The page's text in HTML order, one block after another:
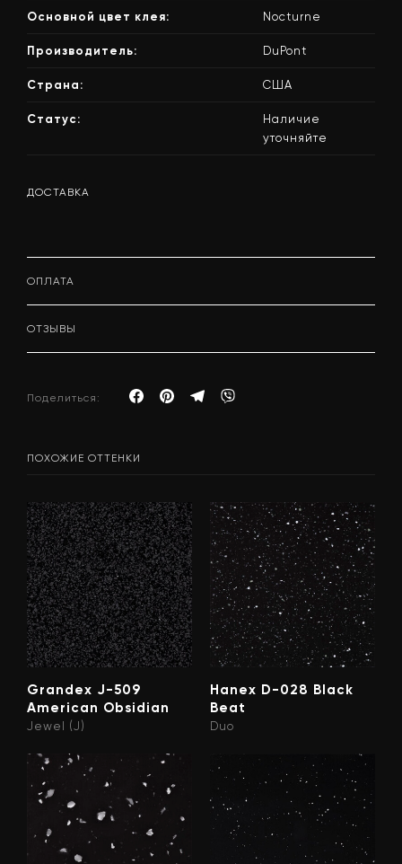
Основной цвет клея: Nocturne
Производитель: DuPont
Страна: США
Статус:
Наличие
уточняйте
ДОСТАВКА
ОПЛАТА
ОТЗЫВЫ
Поделиться:
ПОХОЖИЕ ОТТЕНКИ
Grandex J-509
American Obsidian
Jewel (J)
Hanex D-028 Black
Beat
Duo